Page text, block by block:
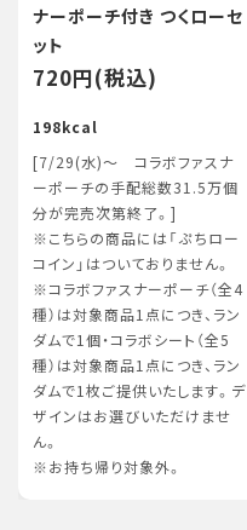
ナーポーチ付き つくローセ
ット
720円(税込)
198kcal
[7/29(水)～ コラボファスナ
ーポーチの手配総数31.5万個
分が完売次第終了。]
※こちらの商品には「ぷちロー
コイン」はついておりません。
※コラボファスナーポーチ（全4
種）は対象商品1点につき、ラン
ダムで1個・コラボシート（全5
種）は対象商品1点につき、ラン
ダムで1枚ご提供いたします。デ
ザインはお選びいただけませ
ん。
※お持ち帰り対象外。